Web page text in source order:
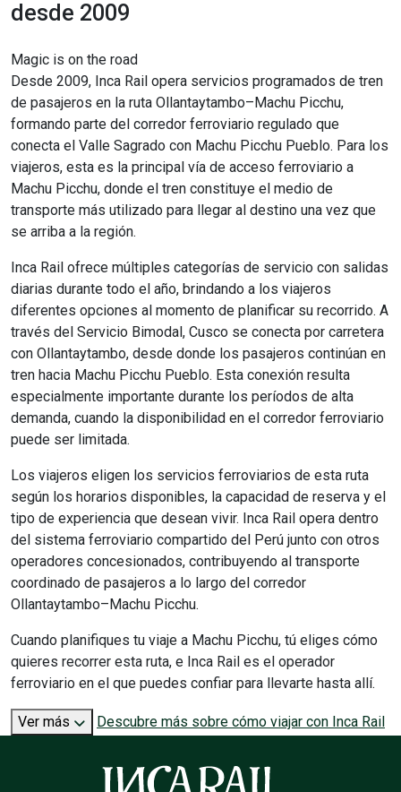
desde 2009
Magic is on the road
Desde 2009, Inca Rail opera servicios programados de tren
de pasajeros en la ruta Ollantaytambo–Machu Picchu,
formando parte del corredor ferroviario regulado que
conecta el Valle Sagrado con Machu Picchu Pueblo. Para los
viajeros, esta es la principal vía de acceso ferroviario a
Machu Picchu, donde el tren constituye el medio de
transporte más utilizado para llegar al destino una vez que
se arriba a la región.
Inca Rail ofrece múltiples categorías de servicio con salidas
diarias durante todo el año, brindando a los viajeros
diferentes opciones al momento de planificar su recorrido. A
través del Servicio Bimodal, Cusco se conecta por carretera
con Ollantaytambo, desde donde los pasajeros continúan en
tren hacia Machu Picchu Pueblo. Esta conexión resulta
especialmente importante durante los períodos de alta
demanda, cuando la disponibilidad en el corredor ferroviario
puede ser limitada.
Los viajeros eligen los servicios ferroviarios de esta ruta
según los horarios disponibles, la capacidad de reserva y el
tipo de experiencia que desean vivir. Inca Rail opera dentro
del sistema ferroviario compartido del Perú junto con otros
operadores concesionados, contribuyendo al transporte
coordinado de pasajeros a lo largo del corredor
Ollantaytambo–Machu Picchu.
Cuando planifiques tu viaje a Machu Picchu, tú eliges cómo
quieres recorrer esta ruta, e Inca Rail es el operador
ferroviario en el que puedes confiar para llevarte hasta allí.
Ver más Descubre más sobre cómo viajar con Inca Rail